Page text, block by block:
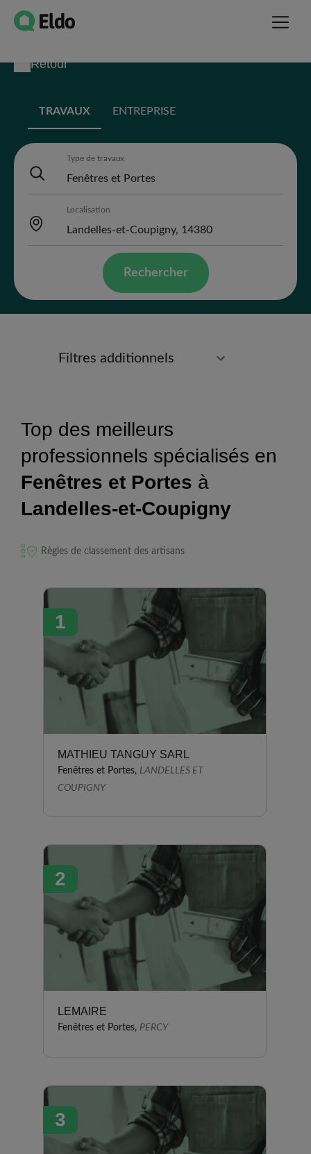
Retour
TRAVAUX ENTREPRISE
Type de travaux
Localisation
Rechercher
Filtres additionnels
Top des meilleurs
professionnels spécialisés en
Fenêtres et Portes à
Landelles-et-Coupigny
Règles de classement des artisans
1
MATHIEU TANGUY SARL
Fenêtres et Portes, LANDELLES ET
COUPIGNY
2
LEMAIRE
Fenêtres et Portes, PERCY
3